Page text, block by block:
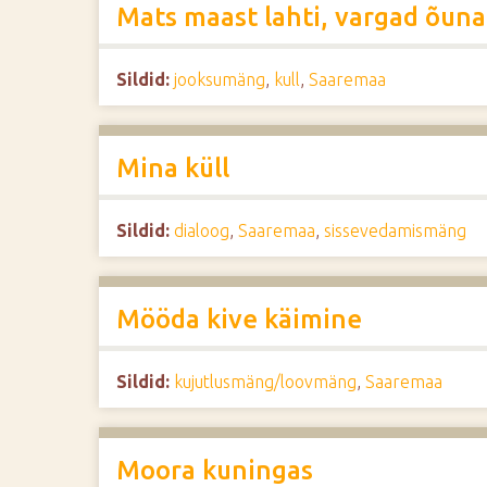
Mats maast lahti, vargad
Sildid: jooksumäng, kull,Saaremaa
Mina küll
Sildid: dialoog,Saaremaa, sissevedamismäng
Mööda kive käimine
Sildid: kujutlusmäng/loovmäng,Saaremaa
Moora kuningas